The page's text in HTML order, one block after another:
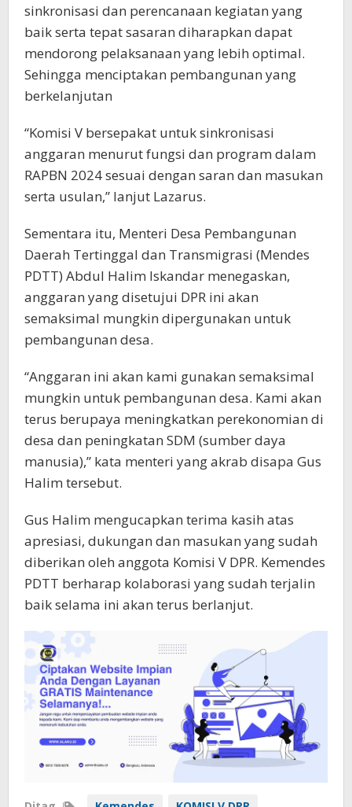
sinkronisasi dan perencanaan kegiatan yang
baik serta tepat sasaran diharapkan dapat
mendorong pelaksanaan yang lebih optimal.
Sehingga menciptakan pembangunan yang
berkelanjutan
“Komisi V bersepakat untuk sinkronisasi
anggaran menurut fungsi dan program dalam
RAPBN 2024 sesuai dengan saran dan masukan
serta usulan,” lanjut Lazarus.
Sementara itu, Menteri Desa Pembangunan
Daerah Tertinggal dan Transmigrasi (Mendes
PDTT) Abdul Halim Iskandar menegaskan,
anggaran yang disetujui DPR ini akan
semaksimal mungkin dipergunakan untuk
pembangunan desa.
“Anggaran ini akan kami gunakan semaksimal
mungkin untuk pembangunan desa. Kami akan
terus berupaya meningkatkan perekonomian di
desa dan peningkatan SDM (sumber daya
manusia),” kata menteri yang akrab disapa Gus
Halim tersebut.
Gus Halim mengucapkan terima kasih atas
apresiasi, dukungan dan masukan yang sudah
diberikan oleh anggota Komisi V DPR. Kemendes
PDTT berharap kolaborasi yang sudah terjalin
baik selama ini akan terus berlanjut.